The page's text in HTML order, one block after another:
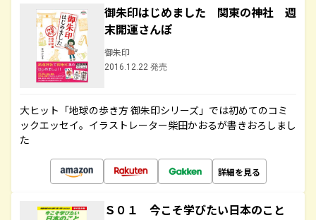
御朱印はじめました 関東の神社 週
末開運さんぽ
御朱印
2016.12.22 発売
大ヒット「地球の歩き方 御朱印シリーズ」では初めてのコミ
ックエッセイ。イラストレーター柴田かおるが書きおろしまし
た
詳細を見る
Ｓ０１ 今こそ学びたい日本のこと